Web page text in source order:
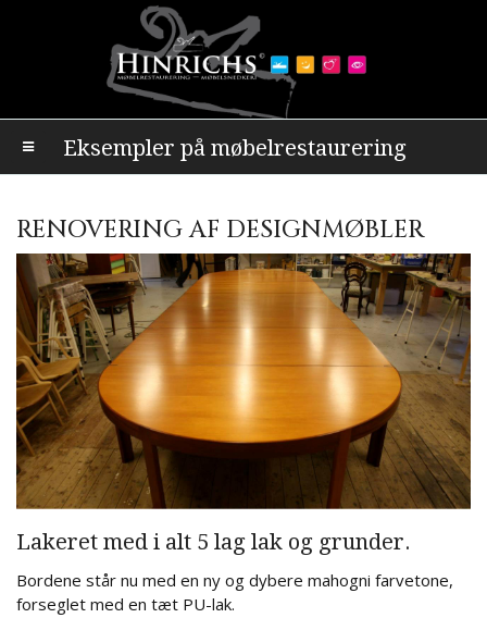
Eksempler på møbelrestaurering
RENOVERING AF DESIGNMØBLER
Lakeret med i alt 5 lag lak og grunder.
Bordene står nu med en ny og dybere mahogni farvetone,
forseglet med en tæt PU-lak.